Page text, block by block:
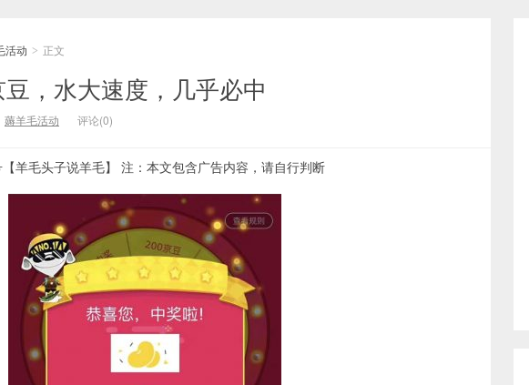
活动 > 正文
，水大速度，几乎必中
薅羊毛活动 评论(0)
羊毛头子说羊毛】 注：本文包含广告内容，请自行判断